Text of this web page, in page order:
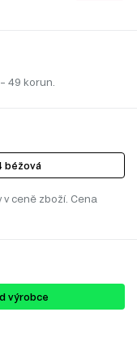
49 korun.
béžová
ceně zboží. Cena
výrobce